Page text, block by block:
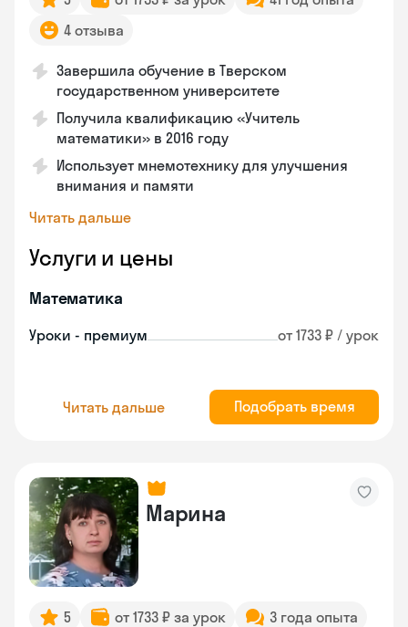
4 отзыва
Завершила обучение в Тверском
государственном университете
Получила квалификацию «Учитель
математики» в 2016 году
Использует мнемотехнику для улучшения
внимания и памяти
Читать дальше
Услуги и цены
Математика
Уроки - премиум от 1733 ₽ / урок
Читать дальше Подобрать время
Марина
5 от 1733 ₽ за урок 3 года опыта